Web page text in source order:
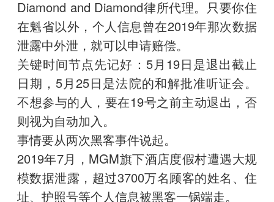
Diamond and Diamond律所代理。只要你住
在魁省以外，个人信息曾在2019年那次数据
泄露中外泄，就可以申请赔偿。
关键时间节点先记好：5月19日是退出截止
日期，5月25日是法院的和解批准听证会。
不想参与的人，要在19号之前主动退出，否
则视为自动加入。
事情要从两次黑客事件说起。
2019年7月，MGM旗下酒店度假村遭遇大规
模数据泄露，超过3700万名顾客的姓名、住
址、护照号等个人信息被黑客一锅端走。